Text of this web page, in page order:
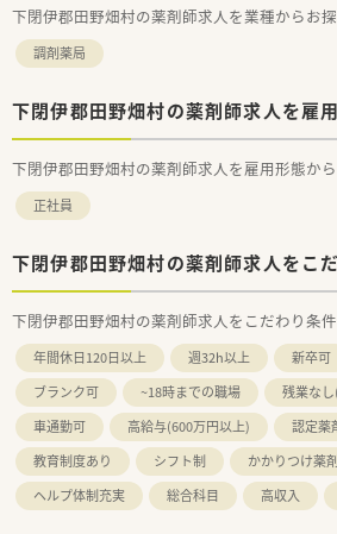
下閉伊郡田野畑村の薬剤師求人を業種からお探
調剤薬局
下閉伊郡田野畑村の薬剤師求人を雇
下閉伊郡田野畑村の薬剤師求人を雇用形態か
正社員
下閉伊郡田野畑村の薬剤師求人をこ
下閉伊郡田野畑村の薬剤師求人をこだわり条
年間休日120日以上 週32h以上 新卒可
ブランク可
~18時までの職場
残業な
車通勤可
高給与(600万円以上)
認定薬
教育制度あり
シフト制 かかりつけ薬
ヘルプ体制充実
総合科目 高収入